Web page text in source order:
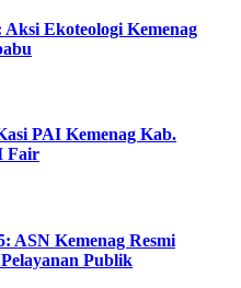
Ekoteologi Kemenag
PAI Kemenag Kab.
Fair
ASN Kemenag Resmi
Publik